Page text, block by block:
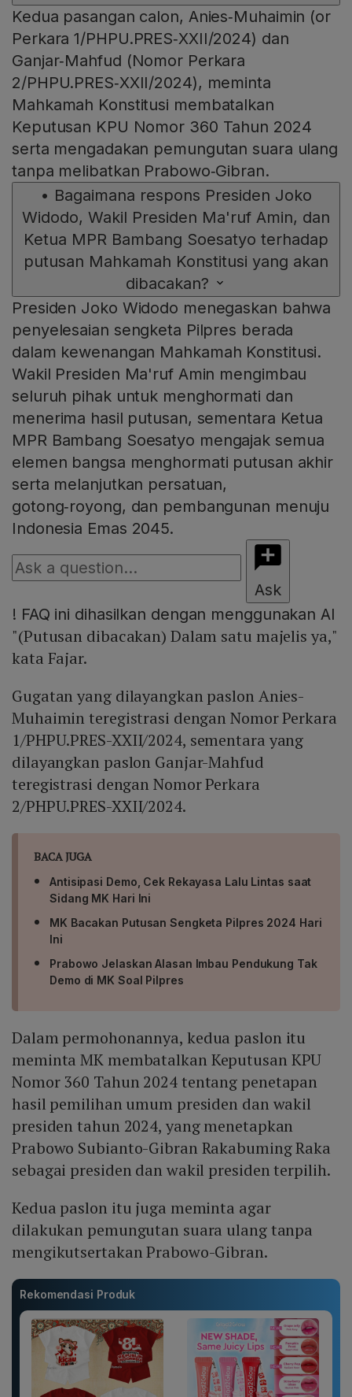
Kedua pasangan calon, Anies‑Muhaimin (or
Perkara 1/PHPU.PRES‑XXII/2024) dan
Ganjar‑Mahfud (Nomor Perkara
2/PHPU.PRES‑XXII/2024), meminta
Mahkamah Konstitusi membatalkan
Keputusan KPU Nomor 360 Tahun 2024
serta mengadakan pemungutan suara ulang
tanpa melibatkan Prabowo‑Gibran.
• Bagaimana respons Presiden Joko
Widodo, Wakil Presiden Ma'ruf Amin, dan
Ketua MPR Bambang Soesatyo terhadap
putusan Mahkamah Konstitusi yang akan
dibacakan?
Presiden Joko Widodo menegaskan bahwa
penyelesaian sengketa Pilpres berada
dalam kewenangan Mahkamah Konstitusi.
Wakil Presiden Ma'ruf Amin mengimbau
seluruh pihak untuk menghormati dan
menerima hasil putusan, sementara Ketua
MPR Bambang Soesatyo mengajak semua
elemen bangsa menghormati putusan akhir
serta melanjutkan persatuan,
gotong‑royong, dan pembangunan menuju
Indonesia Emas 2045.
Ask
! FAQ ini dihasilkan dengan menggunakan AI
"(Putusan dibacakan) Dalam satu majelis ya,"
kata Fajar.
Gugatan yang dilayangkan paslon Anies-
Muhaimin teregistrasi dengan Nomor Perkara
1/PHPU.PRES-XXII/2024, sementara yang
dilayangkan paslon Ganjar-Mahfud
teregistrasi dengan Nomor Perkara
2/PHPU.PRES-XXII/2024.
BACA JUGA
Antisipasi Demo, Cek Rekayasa Lalu Lintas saat
Sidang MK Hari Ini
MK Bacakan Putusan Sengketa Pilpres 2024 Hari
Ini
Prabowo Jelaskan Alasan Imbau Pendukung Tak
Demo di MK Soal Pilpres
Dalam permohonannya, kedua paslon itu
meminta MK membatalkan Keputusan KPU
Nomor 360 Tahun 2024 tentang penetapan
hasil pemilihan umum presiden dan wakil
presiden tahun 2024, yang menetapkan
Prabowo Subianto-Gibran Rakabuming Raka
sebagai presiden dan wakil presiden terpilih.
Kedua paslon itu juga meminta agar
dilakukan pemungutan suara ulang tanpa
mengikutsertakan Prabowo-Gibran.
Rekomendasi Produk